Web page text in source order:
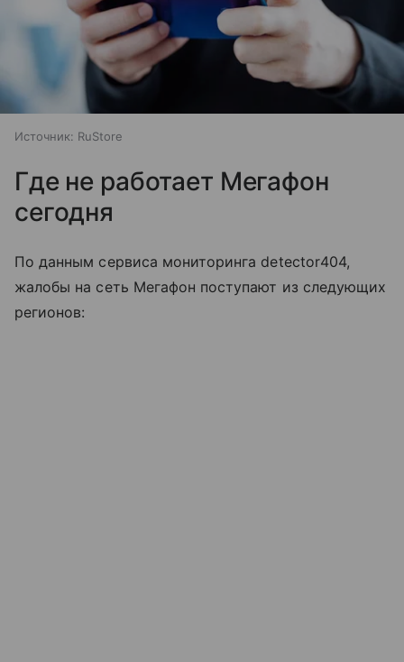
Источник: RuStore
Где не работает Мегафон
сегодня
По данным сервиса мониторинга detector404,
жалобы на сеть Мегафон поступают из следующих
регионов: